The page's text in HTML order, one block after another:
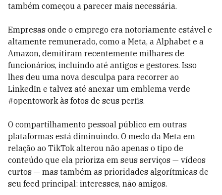
também começou a parecer mais necessária.
Empresas onde o emprego era notoriamente estável e
altamente remunerado, como a Meta, a Alphabet e a
Amazon, demitiram recentemente milhares de
funcionários, incluindo até antigos e gestores. Isso
lhes deu uma nova desculpa para recorrer ao
LinkedIn e talvez até anexar um emblema verde
#opentowork às fotos de seus perfis.
O compartilhamento pessoal público em outras
plataformas está diminuindo. O medo da Meta em
relação ao TikTok alterou não apenas o tipo de
conteúdo que ela prioriza em seus serviços — vídeos
curtos — mas também as prioridades algorítmicas de
seu feed principal: interesses, não amigos.